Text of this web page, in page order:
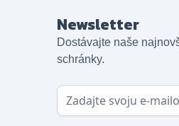
Newsletter
Dostávajte naše
schránky.
E-mailová adresa